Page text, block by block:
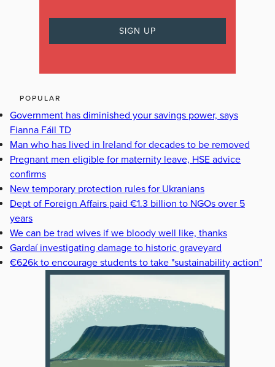
POPULAR
Government has diminished your savings power, says
Fianna Fáil TD
Man who has lived in Ireland for decades to be removed
Pregnant men eligible for maternity leave, HSE advice
confirms
New temporary protection rules for Ukranians
Dept of Foreign Affairs paid €1.3 billion to NGOs over 5
years
We can be trad wives if we bloody well like, thanks
Gardaí investigating damage to historic graveyard
€626k to encourage students to take "sustainability action"